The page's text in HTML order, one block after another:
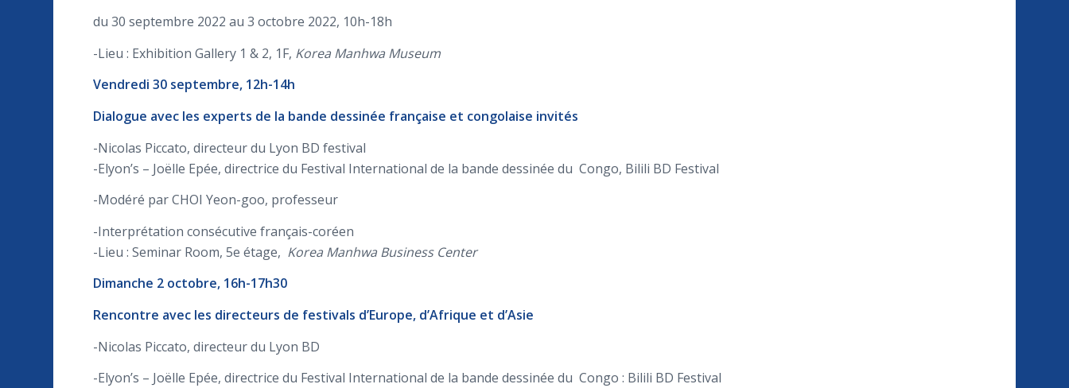
du 30 septembre 2022 au 3 octobre 2022, 10h-18h
-Lieu : Exhibition Gallery 1 & 2, 1F, Korea Manhwa Museum
Vendredi 30 septembre, 12h-14h
Dialogue avec les experts de la bande dessinée française et congolaise invités
-Nicolas Piccato, directeur du Lyon BD festival
-Elyon’s – Joëlle Epée, directrice du Festival International de la bande dessinée du Congo, Bilili BD Festival
-Modéré par CHOI Yeon-goo, professeur
-Interprétation consécutive français-coréen
-Lieu : Seminar Room, 5e étage, Korea Manhwa Business Center
Dimanche 2 octobre, 16h-17h30
Rencontre avec les directeurs de festivals d’Europe, d’Afrique et d’Asie
-Nicolas Piccato, directeur du Lyon BD
-Elyon’s – Joëlle Epée, directrice du Festival International de la bande dessinée du Congo : Bilili BD Festival